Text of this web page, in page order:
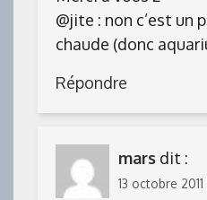
@jite : non c’est un
chaude (donc
Répondre
mars dit :
13 octobre 2011